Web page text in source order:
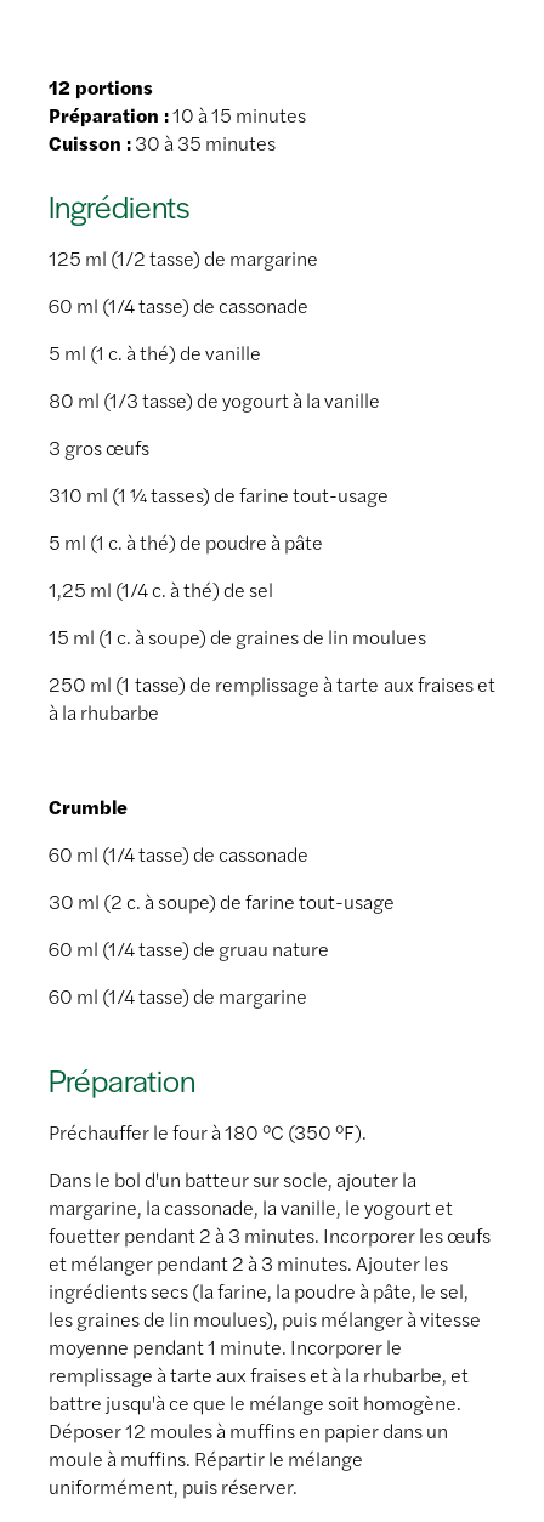
12 portions
Préparation :10 à 15 minutes
Cuisson :30 à 35 minutes
Ingrédients
125 ml (1/2 tasse) de margarine
60 ml (1/4 tasse) de cassonade
5 ml (1 c. à thé) de vanille
80 ml (1/3 tasse) de yogourt à la vanille
3 gros œufs
310 ml (1 ¼ tasses) de farine tout-usage
5 ml (1 c. à thé) de poudre à pâte
1,25 ml (1/4 c. à thé) de sel
15 ml (1 c. à soupe) de graines de lin moulues
250 ml (1 tasse) de remplissage à tarte aux fraises et
à la rhubarbe
Crumble
60 ml (1/4 tasse) de cassonade
30 ml (2 c. à soupe) de farine tout-usage
60 ml (1/4 tasse) de gruau nature
60 ml (1/4 tasse) de margarine
Préparation
Préchauffer le four à 180 °C (350 °F).
Dans le bol d'un batteur sur socle, ajouter la
margarine, la cassonade, la vanille, le yogourt et
fouetter pendant 2 à 3 minutes. Incorporer les œufs
et mélanger pendant 2 à 3 minutes. Ajouter les
ingrédients secs (la farine, la poudre à pâte, le sel,
les graines de lin moulues), puis mélanger à vitesse
moyenne pendant 1 minute. Incorporer le
remplissage à tarte aux fraises et à la rhubarbe, et
battre jusqu'à ce que le mélange soit homogène.
Déposer 12 moules à muffins en papier dans un
moule à muffins. Répartir le mélange
uniformément, puis réserver.